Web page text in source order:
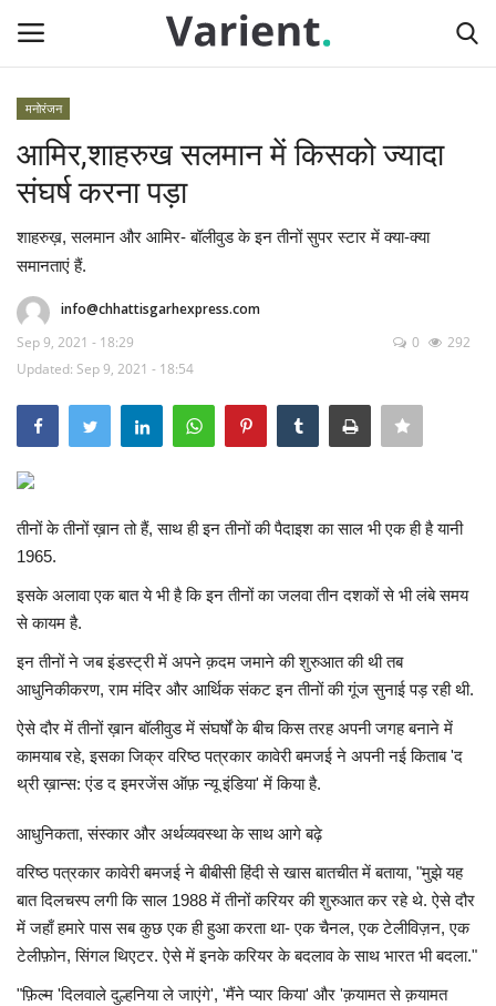
Home
Contact
देश
राज्य
दुनिया
टेक न्यूज
खेल
मनोरंजन
लाइफस्टाइल
वीडियो
मनोरंजन
आमिर,शाहरुख सलमान में किसको ज्यादा
संघर्ष करना पड़ा
शाहरुख़, सलमान और आमिर- बॉलीवुड के इन तीनों सुपर स्टार में क्या-क्या
समानताएं हैं.
info@chhattisgarhexpress.com
Sep 9, 2021 - 18:29
Updated: Sep 9, 2021 - 18:54
0 292
तीनों के तीनों ख़ान तो हैं, साथ ही इन तीनों की पैदाइश का साल भी एक ही है यानी
1965.
इसके अलावा एक बात ये भी है कि इन तीनों का जलवा तीन दशकों से भी लंबे समय
से कायम है.
इन तीनों ने जब इंडस्ट्री में अपने क़दम जमाने की शुरुआत की थी तब
आधुनिकीकरण, राम मंदिर और आर्थिक संकट इन तीनों की गूंज सुनाई पड़ रही थी.
ऐसे दौर में तीनों ख़ान बॉलीवुड में संघर्षों के बीच किस तरह अपनी जगह बनाने में
कामयाब रहे, इसका जिक्र वरिष्ठ पत्रकार कावेरी बमजई ने अपनी नई किताब 'द
थ्री ख़ान्स: एंड द इमरजेंस ऑफ़ न्यू इंडिया' में किया है.
आधुनिकता, संस्कार और अर्थव्यवस्था के साथ आगे बढ़े
वरिष्ठ पत्रकार कावेरी बमजई ने बीबीसी हिंदी से खास बातचीत में बताया, "मुझे यह
बात दिलचस्प लगी कि साल 1988 में तीनों करियर की शुरुआत कर रहे थे. ऐसे दौर
में जहाँ हमारे पास सब कुछ एक ही हुआ करता था- एक चैनल, एक टेलीविज़न, एक
टेलीफ़ोन, सिंगल थिएटर. ऐसे में इनके करियर के बदलाव के साथ भारत भी बदला."
"फ़िल्म 'दिलवाले दुल्हनिया ले जाएंगे', 'मैंने प्यार किया' और 'क़यामत से क़यामत